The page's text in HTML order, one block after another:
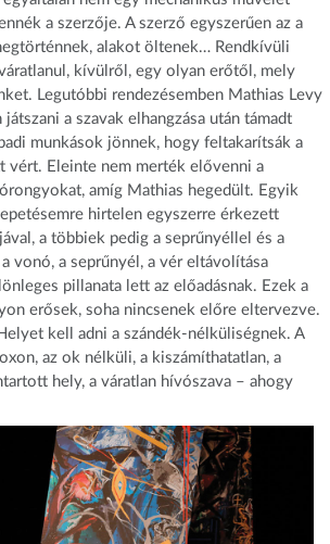
a szerzője. A szerző egyszerűen az a
alakot öltenek… Rendkívüli
kívülről, egy olyan erőtől, mely
Legutóbbi rendezésemben Mathias Levy
a szavak elhangzása után támadt
munkások jönnek, hogy feltakarítsák a
Eleinte nem merték elővenni a
amíg Mathias hegedült. Egyik
hirtelen egyszerre érkezett
a többiek pedig a seprűnyéllel és a
vonó, a seprűnyél, a vér eltávolítása
pillanata lett az előadásnak. Ezek a
erősek, soha nincsenek előre eltervezve.
kell adni a szándék-nélküliségnek. A
az ok nélküli, a kiszámíthatatlan, a
hely, a váratlan hívószava – ahogy